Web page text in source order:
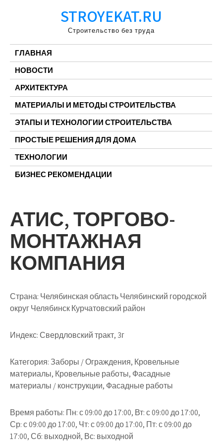
STROYEKAT.RU
Строительство без труда
ГЛАВНАЯ
НОВОСТИ
АРХИТЕКТУРА
МАТЕРИАЛЫ И МЕТОДЫ СТРОИТЕЛЬСТВА
ЭТАПЫ И ТЕХНОЛОГИИ СТРОИТЕЛЬСТВА
ПРОСТЫЕ РЕШЕНИЯ ДЛЯ ДОМА
ТЕХНОЛОГИИ
БИЗНЕС РЕКОМЕНДАЦИИ
АТИС, ТОРГОВО-
МОНТАЖНАЯ
КОМПАНИЯ
Страна: Челябинская область Челябинский городской
округ Челябинск Курчатовский район
Индекс: Свердловский тракт, 3г
Категория: Заборы / Ограждения, Кровельные
материалы, Кровельные работы, Фасадные
материалы / конструкции, Фасадные работы
Время работы: Пн: с 09:00 до 17:00, Вт: с 09:00 до 17:00,
Ср: с 09:00 до 17:00, Чт: с 09:00 до 17:00, Пт: с 09:00 до
17:00, Сб: выходной, Вс: выходной